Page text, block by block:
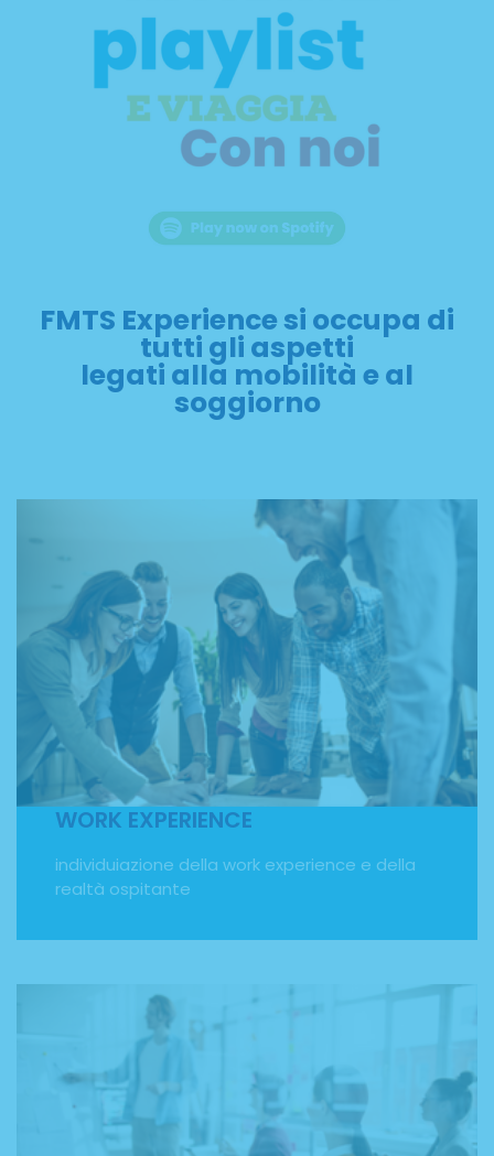
FMTS Experience si occupa di
tutti gli aspetti
legati alla mobilità e al
soggiorno
WORK EXPERIENCE
individuiazione della work experience e della
realtà ospitante
WORK EXPERIENCE
individuazione della work experience e
dell’organizzazione ospitante. Con il nostro programma
di soggiorni studio all'estero potrai fare un'esperienza di
tirocinio all'estero e sperimentare le tue conoscenze sul
piano pratico, affinare le tue competenze professionali e
sviluppare le soft skills necessarie in ambito lavorativo.
CORSI DI LINGUA